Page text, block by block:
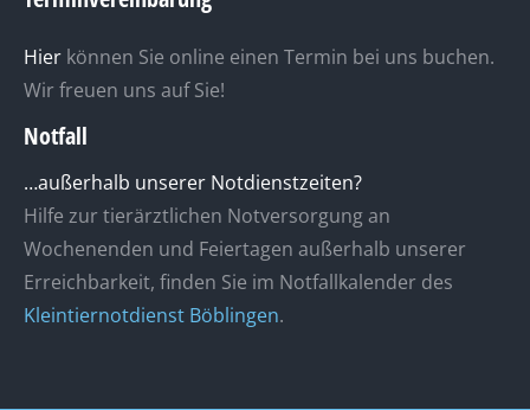
Hier können Sie online einen Termin bei uns buchen.
Wir freuen uns auf Sie!
Notfall
…außerhalb unserer Notdienstzeiten?
Hilfe zur tierärztlichen Notversorgung an
Wochenenden und Feiertagen außerhalb unserer
Erreichbarkeit, finden Sie im Notfallkalender des
Kleintiernotdienst Böblingen.